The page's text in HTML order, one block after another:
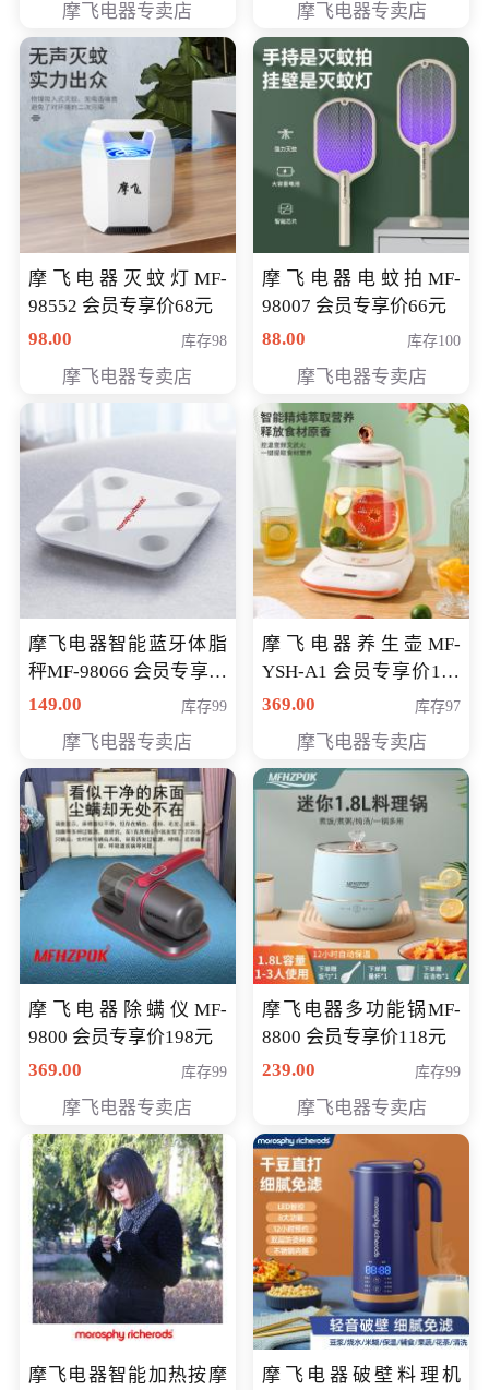
摩飞电器专卖店 摩飞电器专卖店
摩飞电器灭蚊灯MF-
98552 会员专享价68元
98.00
库存98
摩飞电器专卖店
摩飞电器电蚊拍MF-
98007 会员专享价66元
88.00
库存100
摩飞电器专卖店
摩飞电器智能蓝牙体脂
秤MF-98066 会员专享价
98元
149.00 库存99
摩飞电器专卖店
摩飞电器养生壶MF-
YSH-A1 会员专享价198
元
369.00 库存97
摩飞电器专卖店
摩飞电器除螨仪MF-
9800 会员专享价198元
369.00
库存99
摩飞电器专卖店
摩飞电器多功能锅MF-
8800 会员专享价118元
239.00
库存99
摩飞电器专卖店
摩飞电器智能加热按摩
摩飞电器破壁料理机